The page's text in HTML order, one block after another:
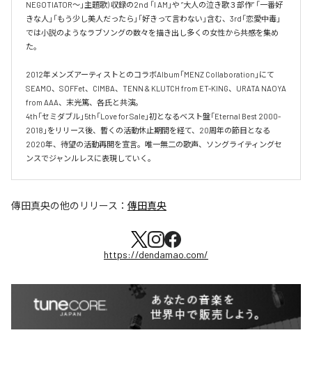
NEGOTIATOR～」主題歌) 収録の2nd 「I AM」や ”大人の泣き歌３部作” 「一番好
きな人」「もう少し美人だったら」「好きって言わない」含む、3rd「恋愛中毒」
では小説のようなラブソングの数々を描き出し多くの女性から共感を集め
た。
2012年メンズアーティストとのコラボAlbum「MENZ Collaboration」にて
SEAMO、SOFFet、CIMBA、TENN & KLUTCH from ET-KING、URATA NAOYA
from AAA、末光篤、各氏と共演。
4th「セミダブル」5th「Love for Sale」初となるベスト盤「Eternal Best 2000-
2018」をリリース後、暫くの活動休止期間を経て、20周年の節目となる
2020年、待望の活動再開を宣言。唯一無二の歌声、ソングライティングセ
ンスでジャンルレスに表現していく。
傳田真央の他のリリース： 傳田真央
https://dendamao.com/